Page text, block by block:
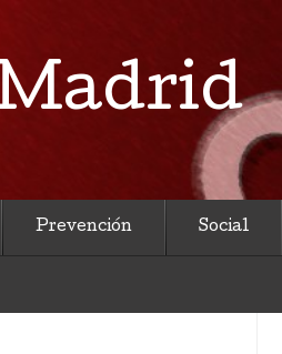
Prevención Social